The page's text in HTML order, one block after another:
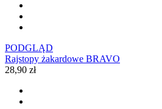
PODGLĄD
Rajstopy żakardowe BRAVO
28,90 zł